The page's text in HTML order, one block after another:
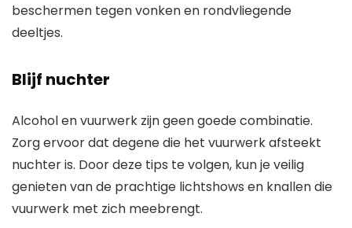
beschermen tegen vonken en rondvliegende
deeltjes.
Blijf nuchter
Alcohol en vuurwerk zijn geen goede combinatie.
Zorg ervoor dat degene die het vuurwerk afsteekt
nuchter is. Door deze tips te volgen, kun je veilig
genieten van de prachtige lichtshows en knallen die
vuurwerk met zich meebrengt.